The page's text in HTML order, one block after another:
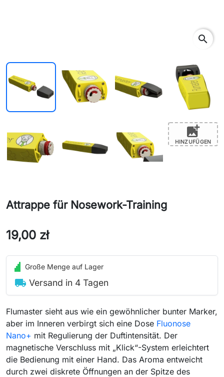
search
add_photo_alternate
HINZUFÜGEN
Attrappe für Nosework-Training
19,00 zł
Große Menge auf Lager
local_shipping Versand in 4 Tagen
Flumaster sieht aus wie ein gewöhnlicher bunter Marker,
aber im Inneren verbirgt sich eine Dose Fluonose
Nano+ mit Regulierung der Duftintensität. Der
magnetische Verschluss mit „Klick“-System erleichtert
die Bedienung mit einer Hand. Das Aroma entweicht
durch zwei diskrete Öffnungen an der Spitze des